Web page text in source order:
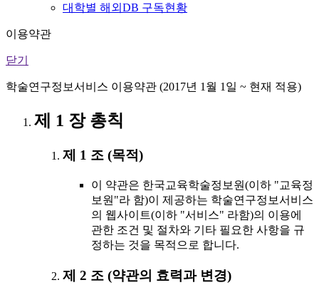
대학별 해외DB 구독현황
이용약관
닫기
학술연구정보서비스 이용약관 (2017년 1월 1일 ~ 현재 적용)
제 1 장 총칙
제 1 조 (목적)
이 약관은 한국교육학술정보원(이하 "교육정
보원"라 함)이 제공하는 학술연구정보서비스
의 웹사이트(이하 "서비스" 라함)의 이용에
관한 조건 및 절차와 기타 필요한 사항을 규
정하는 것을 목적으로 합니다.
제 2 조 (약관의 효력과 변경)